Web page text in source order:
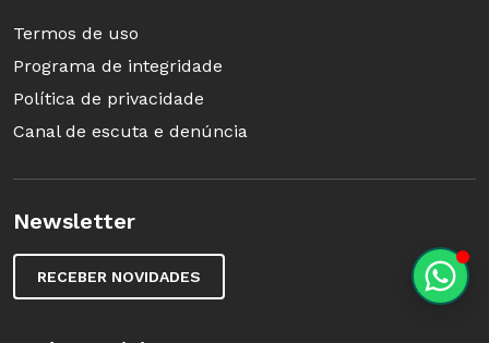
Termos de uso
Programa de integridade
Política de privacidade
Canal de escuta e denúncia
Newsletter
RECEBER NOVIDADES